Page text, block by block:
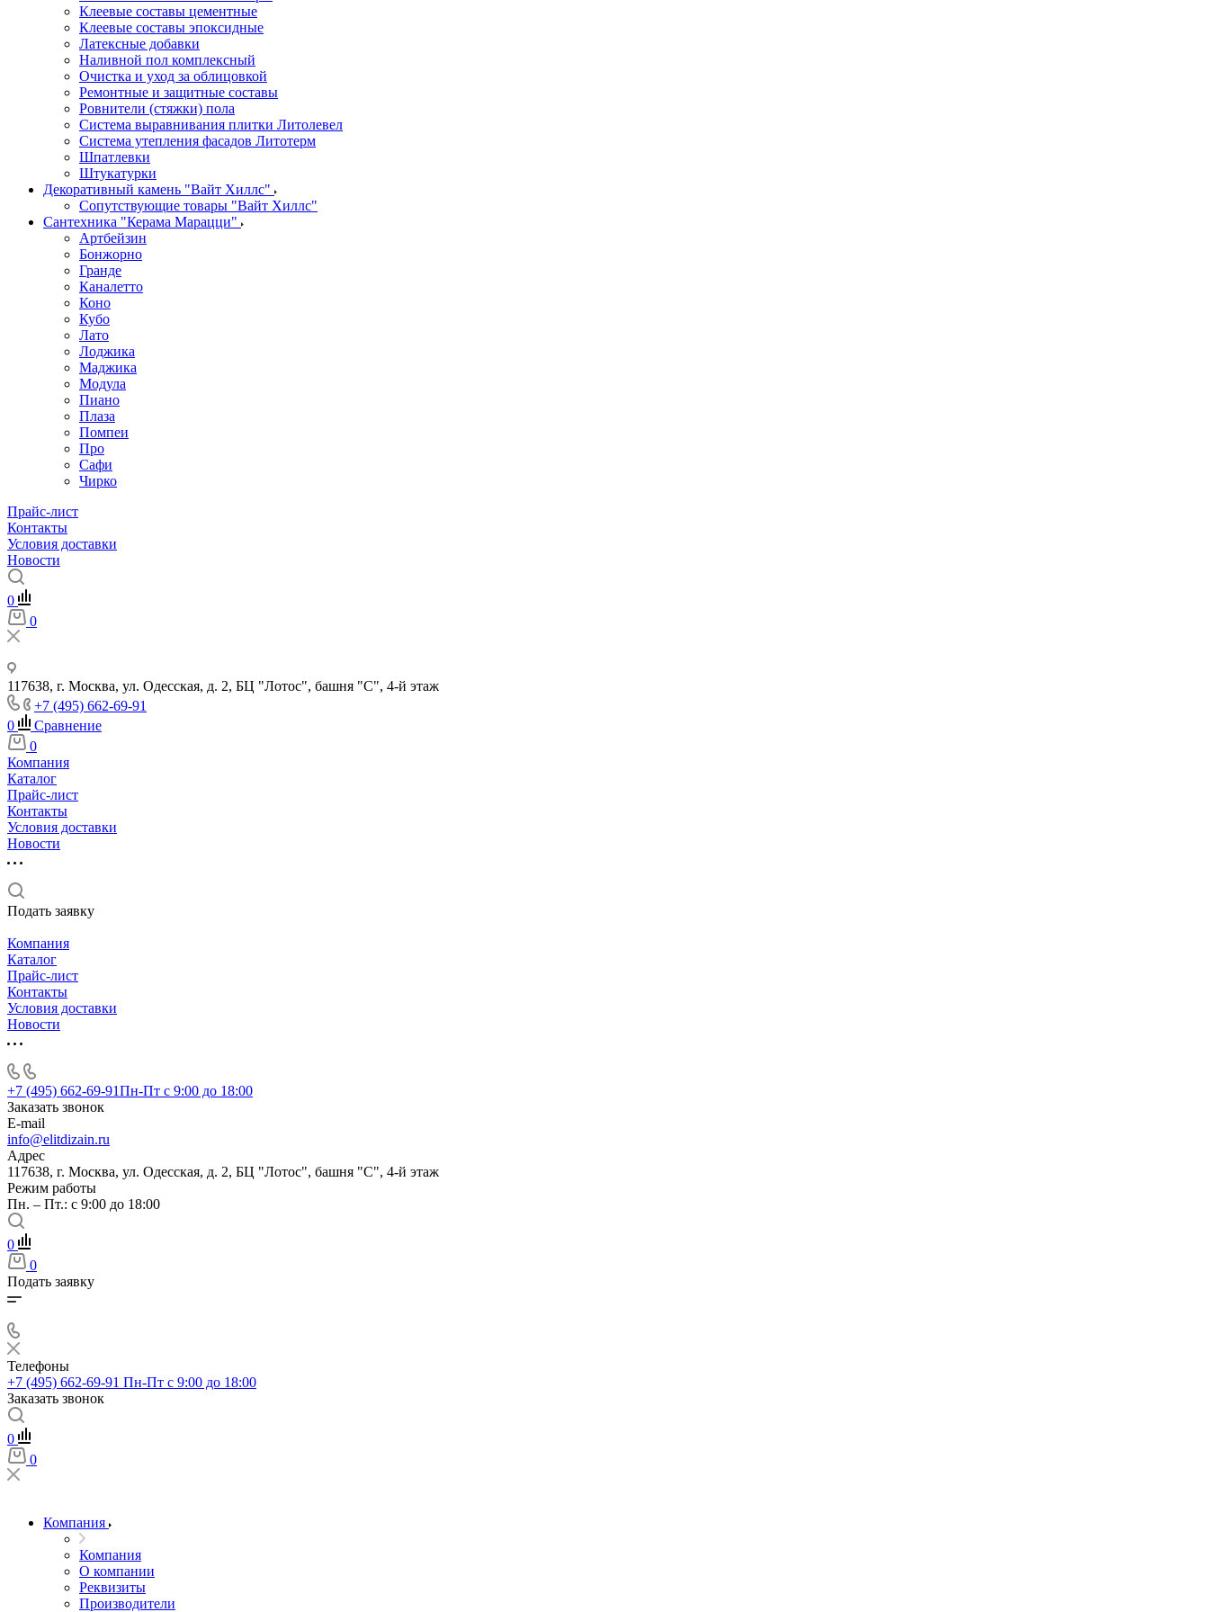
Клеевые составы цементные
Клеевые составы эпоксидные
Латексные добавки
Наливной пол комплексный
Очистка и уход за облицовкой
Ремонтные и защитные составы
Ровнители (стяжки) пола
Система выравнивания плитки Литолевел
Система утепления фасадов Литотерм
Шпатлевки
Штукатурки
Декоративный камень "Вайт Хиллс"
Сопутствующие товары "Вайт Хиллс"
Сантехника "Керама Марацци"
Артбейзин
Бонжорно
Гранде
Каналетто
Коно
Кубо
Лато
Лоджика
Маджика
Модула
Пиано
Плаза
Помпеи
Про
Сафи
Чирко
Прайс-лист
Контакты
Условия доставки
Новости
0
0
117638, г. Москва, ул. Одесская, д. 2, БЦ "Лотос", башня "С", 4-й этаж
+7 (495) 662-69-91
0
Сравнение
0
Компания
Каталог
Прайс-лист
Контакты
Условия доставки
Новости
Подать заявку
Компания
Каталог
Прайс-лист
Контакты
Условия доставки
Новости
+7 (495) 662-69-91Пн-Пт c 9:00 до 18:00
Заказать звонок
E-mail
info@elitdizain.ru
Адрес
117638, г. Москва, ул. Одесская, д. 2, БЦ "Лотос", башня "С", 4-й этаж
Режим работы
Пн. – Пт.: с 9:00 до 18:00
0
0
Подать заявку
Телефоны
+7 (495) 662-69-91 Пн-Пт c 9:00 до 18:00
Заказать звонок
0
0
Компания
Компания
О компании
Реквизиты
Производители